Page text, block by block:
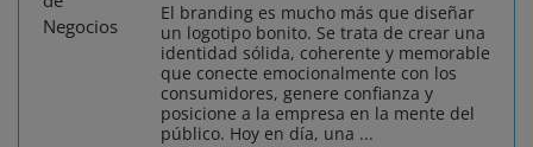
El branding es mucho más que diseñar
un logotipo bonito. Se trata de crear una
identidad sólida, coherente y memorable
que conecte emocionalmente con los
consumidores, genere confianza y
posicione a la empresa en la mente del
público. Hoy en día, una ...